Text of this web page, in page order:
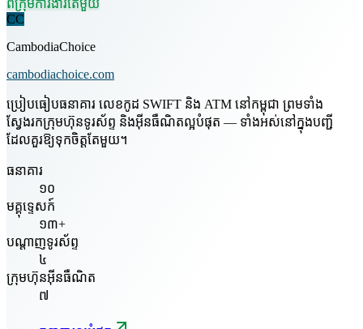
ពីក្រុមការងារតែមួយ
CC
CambodiaChoice
cambodiachoice.com
ប្រៀបធៀបធនាគារ លេខកូដ SWIFT និង ATM នៅកម្ពុជា ព្រមទាំង
ស្វែងរកក្រុមហ៊ុនទូរស័ព្ទ និងអ៊ីនធឺណិតល្អបំផុត — ទាំងអស់នៅក្នុងបញ្ជី
ដែលគួរឱ្យទុកចិត្តតែមួយ។
ធនាគារ
១០
មគ្គុទ្ទេសក៍
១៣+
បណ្តាញទូរស័ព្ទ
៤
ក្រុមហ៊ុនអ៊ីនធឺណិត
៧